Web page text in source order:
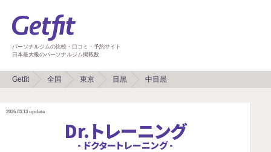
パーソナルジムの比較・口コミ・予約サイト
日本最大級のパーソナルジム掲載数
Getfit 全国 東京 目黒 中目黒
2026.03.13 update
Dr.トレーニング
- ドクタートレーニング -